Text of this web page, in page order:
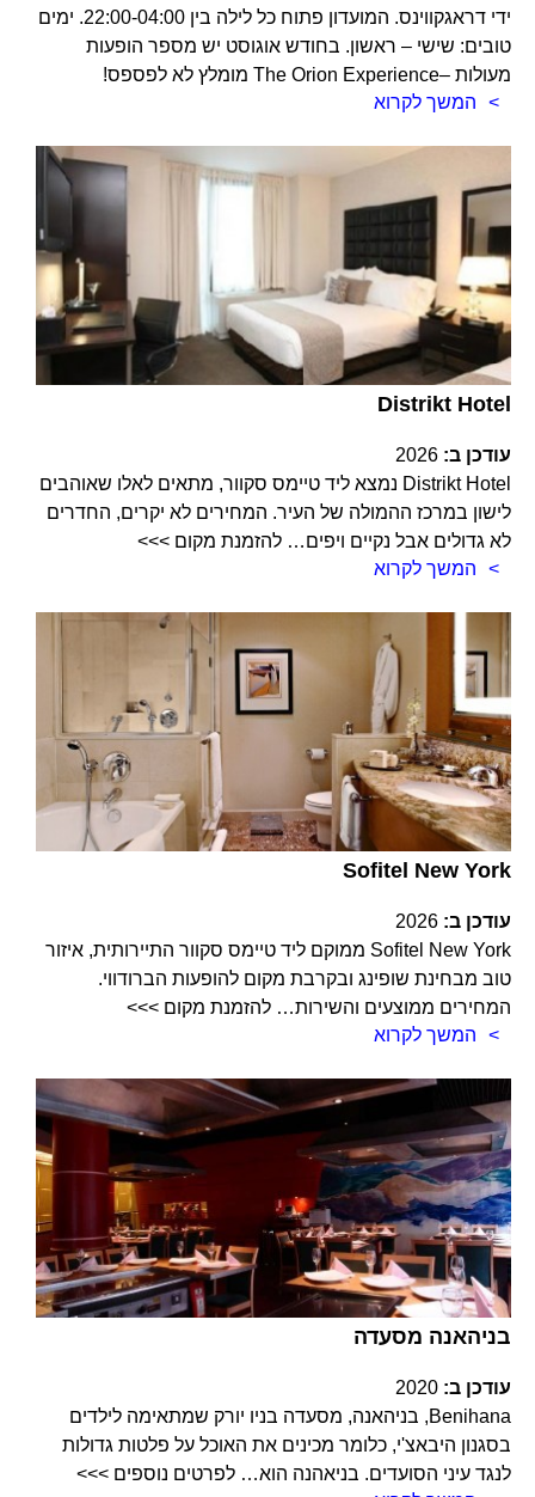
ידי דראגקווינס. המועדון פתוח כל לילה בין 22:00-04:00. ימים
טובים: שישי – ראשון. בחודש אוגוסט יש מספר הופעות
מעולות –The Orion Experience מומלץ לא לפספס!
המשך לקרוא
Distrikt Hotel
עודכן ב: 2026
Distrikt Hotel נמצא ליד טיימס סקוור, מתאים לאלו שאוהבים
לישון במרכז ההמולה של העיר. המחירים לא יקרים, החדרים
לא גדולים אבל נקיים ויפים… להזמנת מקום >>>
המשך לקרוא
Sofitel New York
עודכן ב: 2026
Sofitel New York ממוקם ליד טיימס סקוור התיירותית, איזור
טוב מבחינת שופינג ובקרבת מקום להופעות הברודווי.
המחירים ממוצעים והשירות… להזמנת מקום >>>
המשך לקרוא
בניהאנה מסעדה
עודכן ב: 2020
Benihana, בניהאנה, מסעדה בניו יורק שמתאימה לילדים
בסגנון היבאצ'י, כלומר מכינים את האוכל על פלטות גדולות
לנגד עיני הסועדים. בניאהנה הוא… לפרטים נוספים >>>